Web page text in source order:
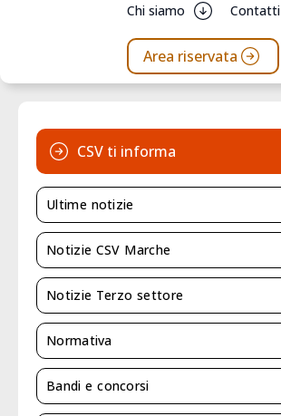
Chi siamo Contatti
Area riservata
CSV ti informa
Ultime notizie
Notizie CSV Marche
Notizie Terzo settore
Normativa
Bandi e concorsi